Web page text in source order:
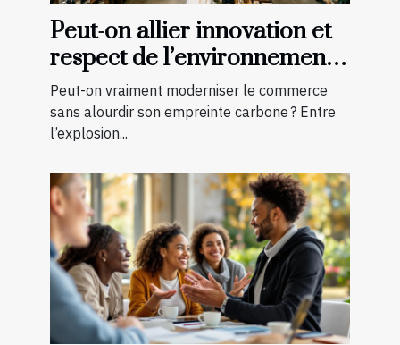
Peut-on allier innovation et
respect de l’environnement
en boutique ?
Peut-on vraiment moderniser le commerce
sans alourdir son empreinte carbone ? Entre
l’explosion...